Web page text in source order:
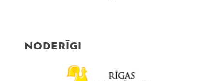
NODERĪGI